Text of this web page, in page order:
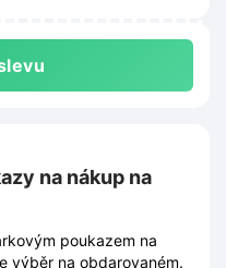
na nákup na
poukazem na
výběr na obdarovaném.